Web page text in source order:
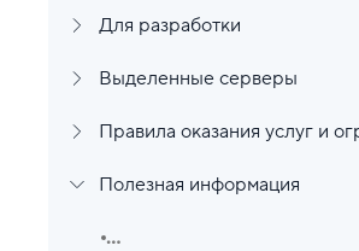
Для разработки
Выделенные серверы
Правила оказания услуг и
Полезная информация
...